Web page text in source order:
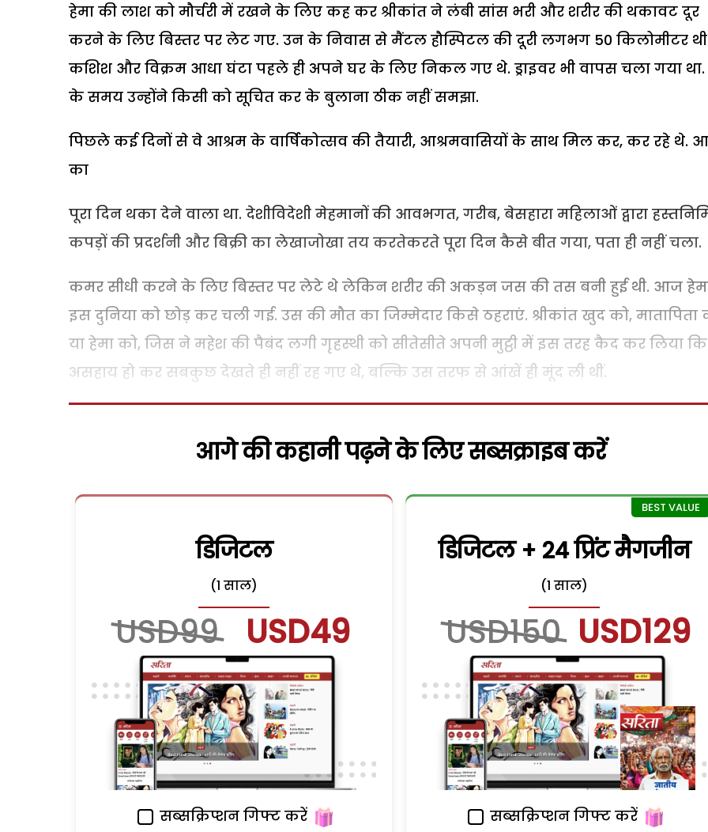
हेमा की लाश को मौर्चरी में रखने के लिए कह कर श्रीकांत ने लंबी सांस भरी और शरीर की थकावट दूर
करने के लिए बिस्तर पर लेट गए. उन के निवास से मैंटल हौस्पिटल की दूरी लगभग 50 किलोमीटर
कशिश और विक्रम आधा घंटा पहले ही अपने घर के लिए निकल गए थे. ड्राइवर भी वापस चला गया था.
के समय उन्होंने किसी को सूचित कर के बुलाना ठीक नहीं समझा.
पिछले कई दिनों से वे आश्रम के वार्षिकोत्सव की तैयारी, आश्रमवासियों के साथ मिल कर, कर रहे थे.
का
पूरा दिन थका देने वाला था. देशीविदेशी मेहमानों की आवभगत, गरीब, बेसहारा महिलाओं द्वारा
कपड़ों की प्रदर्शनी और बिक्री का लेखाजोखा तय करतेकरते पूरा दिन कैसे बीत गया, पता ही नहीं चला.
कमर सीधी करने के लिए बिस्तर पर लेटे थे लेकिन शरीर की अकड़न जस की तस बनी हुई थी. आज
इस दुनिया को छोड़ कर चली गई. उस की मौत का जिम्मेदार किसे ठहराएं. श्रीकांत खुद को, मातापिता
या हेमा को, जिस ने महेश की पैबंद लगी गृहस्थी को सीतेसीते अपनी मुट्ठी में इस तरह कैद कर लिया
असहाय हो कर सबकुछ देखते ही नहीं रह गए थे, बल्कि उस तरफ से आंखें ही मूंद ली थीं.
आगे की कहानी पढ़ने के लिए सब्सक्राइब करें
डिजिटल
(1 साल)
USD99 USD49
सब्सक्रिप्शन गिफ्ट करें
डिजिटल + 24 प्रिंट मैगजीन
(1 साल)
USD150 USD129
सब्सक्रिप्शन गिफ्ट करें